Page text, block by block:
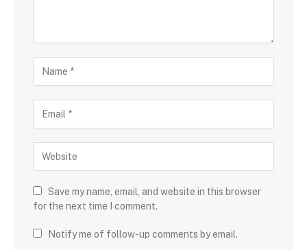
Save my name, email, and website in this browser
for the next time I comment.
Notify me of follow-up comments by email.